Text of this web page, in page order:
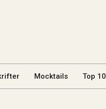
Mocktails Top 10